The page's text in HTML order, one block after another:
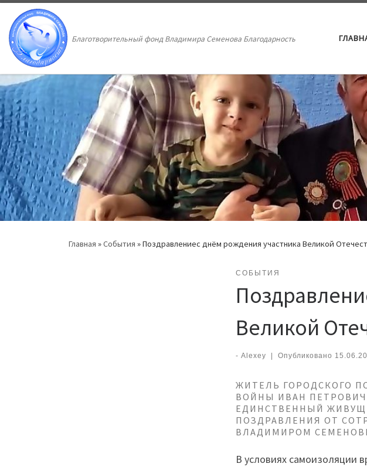
Перейти к содержимому
Благотворительный фонд Владимира Семенова Благодарность
Главная »События »Поздравлениес днём рождения участника Великой
СОБЫТИЯ
Великой
- Alexey Опубликовано
ЖИТЕЛЬ ГОРОДСКОГО
ВОЙНЫ ИВАН
ЕДИНСТВЕННЫЙ
ПОЗДРАВЛЕНИЯ ОТ
ВЛАДИМИРОМ
В условиях самоизоляции